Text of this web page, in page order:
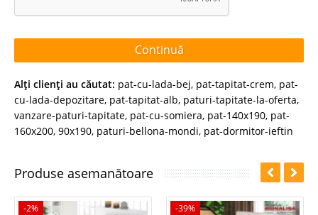
Continuă
Alţi clienţi au căutat: pat-cu-lada-bej, pat-tapitat-crem, pat-
cu-lada-depozitare, pat-tapitat-alb, paturi-tapitate-la-oferta,
vanzare-paturi-tapitate, pat-cu-somiera, pat-140x190, pat-
160x200, 90x190, paturi-bellona-mondi, pat-dormitor-ieftin
Produse asemanătoare
-2% -39%